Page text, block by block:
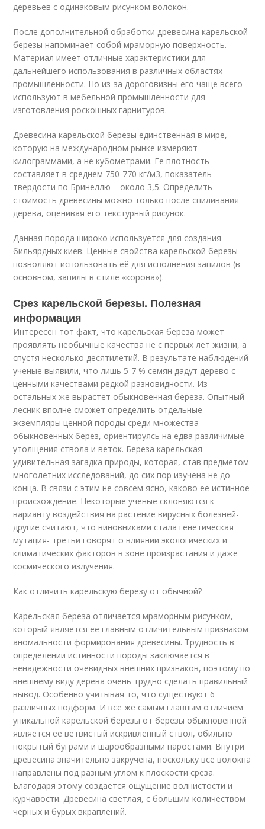
деревьев с одинаковым рисунком волокон.
После дополнительной обработки древесина карельской
березы напоминает собой мраморную поверхность.
Материал имеет отличные характеристики для
дальнейшего использования в различных областях
промышленности. Но из-за дороговизны его чаще всего
используют в мебельной промышленности для
изготовления роскошных гарнитуров.
Древесина карельской березы единственная в мире,
которую на международном рынке измеряют
килограммами, а не кубометрами. Ее плотность
составляет в среднем 750-770 кг/м3, показатель
твердости по Бринеллю – около 3,5. Определить
стоимость древесины можно только после спиливания
дерева, оценивая его текстурный рисунок.
Данная порода широко используется для создания
бильярдных киев. Ценные свойства карельской березы
позволяют использовать её для исполнения запилов (в
основном, запилы в стиле «корона»).
Срез карельской березы. Полезная
информация
Интересен тот факт, что карельская береза может
проявлять необычные качества не с первых лет жизни, а
спустя несколько десятилетий. В результате наблюдений
ученые выявили, что лишь 5-7 % семян дадут дерево с
ценными качествами редкой разновидности. Из
остальных же вырастет обыкновенная береза. Опытный
лесник вполне сможет определить отдельные
экземпляры ценной породы среди множества
обыкновенных берез, ориентируясь на едва различимые
утолщения ствола и веток. Береза карельская -
удивительная загадка природы, которая, став предметом
многолетних исследований, до сих пор изучена не до
конца. В связи с этим не совсем ясно, каково ее истинное
происхождение. Некоторые ученые склоняются к
варианту воздействия на растение вирусных болезней-
другие считают, что виновниками стала генетическая
мутация- третьи говорят о влиянии экологических и
климатических факторов в зоне произрастания и даже
космического излучения.
Как отличить карельскую березу от обычной?
Карельская береза отличается мраморным рисунком,
который является ее главным отличительным признаком
аномальности формирования древесины. Трудность в
определении истинности породы заключается в
ненадежности очевидных внешних признаков, поэтому по
внешнему виду дерева очень трудно сделать правильный
вывод. Особенно учитывая то, что существуют 6
различных подформ. И все же самым главным отличием
уникальной карельской березы от березы обыкновенной
является ее ветвистый искривленный ствол, обильно
покрытый буграми и шарообразными наростами. Внутри
древесина значительно закручена, поскольку все волокна
направлены под разным углом к плоскости среза.
Благодаря этому создается ощущение волнистости и
курчавости. Древесина светлая, с большим количеством
черных и бурых вкраплений.